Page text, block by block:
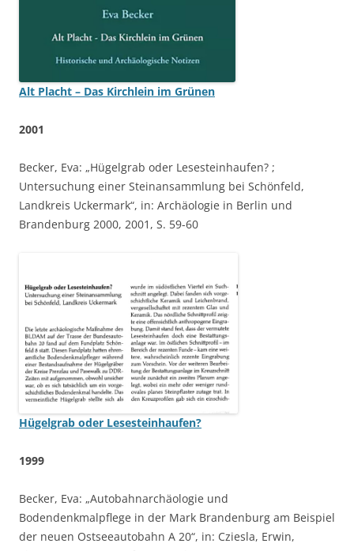
Alt Placht – Das Kirchlein im Grünen
2001
Becker, Eva: „Hügelgrab oder Lesesteinhaufen? ;
Untersuchung einer Steinansammlung bei Schönfeld,
Landkreis Uckermark“, in: Archäologie in Berlin und
Brandenburg 2000, 2001, S. 59-60
Hügelgrab oder Lesesteinhaufen?
1999
Becker, Eva: „Autobahnarchäologie und
Bodendenkmalpflege in der Mark Brandenburg am Beispiel
der neuen Ostseeautobahn A 20“, in: Cziesla, Erwin,